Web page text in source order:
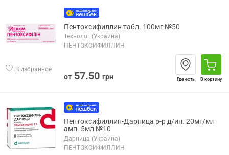
В избранное
Пентоксифиллин табл. 100мг №50
Технолог (Украина)
ПЕНТОКСИФИЛЛИН
от 57.50 грн Где есть В корзину
Пентоксифиллин-Дарница р-р д/ин. 20мг/мл
амп. 5мл №10
Дарница (Украина)
ПЕНТОКСИФИЛЛИН